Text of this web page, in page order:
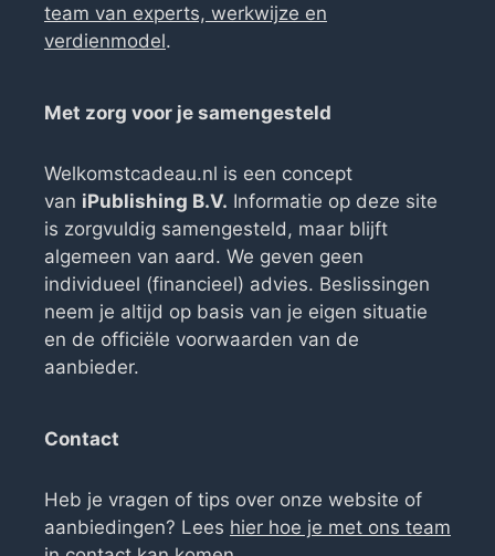
team van experts, werkwijze en
verdienmodel.
Met zorg voor je samengesteld
Welkomstcadeau.nl is een concept
van iPublishing B.V. Informatie op deze site
is zorgvuldig samengesteld, maar blijft
algemeen van aard. We geven geen
individueel (financieel) advies. Beslissingen
neem je altijd op basis van je eigen situatie
en de officiële voorwaarden van de
aanbieder.
Contact
Heb je vragen of tips over onze website of
aanbiedingen? Lees hier hoe je met ons team